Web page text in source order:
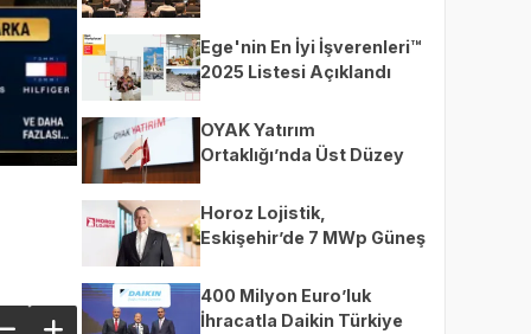
zorluyor”
Ege'nin En İyi İşverenleri™
2025 Listesi Açıklandı
OYAK Yatırım
Ortaklığı’nda Üst Düzey
Horoz Lojistik,
Eskişehir’de 7 MWp Güneş
400 Milyon Euro’luk
İhracatla Daikin Türkiye